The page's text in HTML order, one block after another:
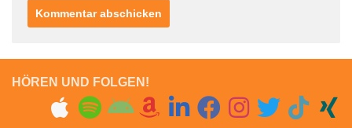
HÖREN UND FOLGEN!